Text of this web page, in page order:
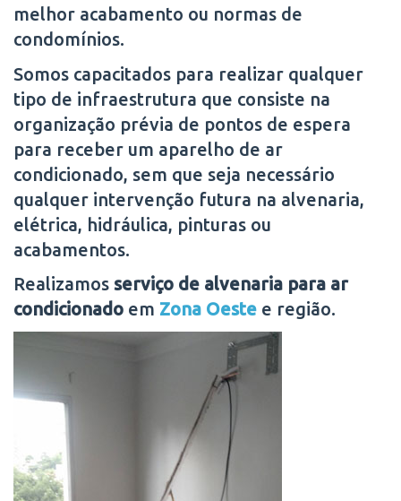
melhor acabamento ou normas de
condomínios.
Somos capacitados para realizar qualquer
tipo de infraestrutura que consiste na
organização prévia de pontos de espera
para receber um aparelho de ar
condicionado, sem que seja necessário
qualquer intervenção futura na alvenaria,
elétrica, hidráulica, pinturas ou
acabamentos.
Realizamos serviço de alvenaria para ar
condicionado em Zona Oeste e região.